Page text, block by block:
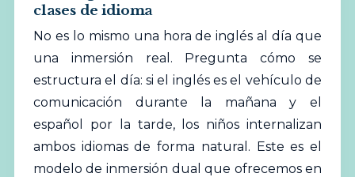
clases de idioma
No es lo mismo una hora de inglés al día que
una inmersión real. Pregunta cómo se
estructura el día: si el inglés es el vehículo de
comunicación durante la mañana y el
español por la tarde, los niños internalizan
ambos idiomas de forma natural. Este es el
modelo de inmersión dual que ofrecemos en